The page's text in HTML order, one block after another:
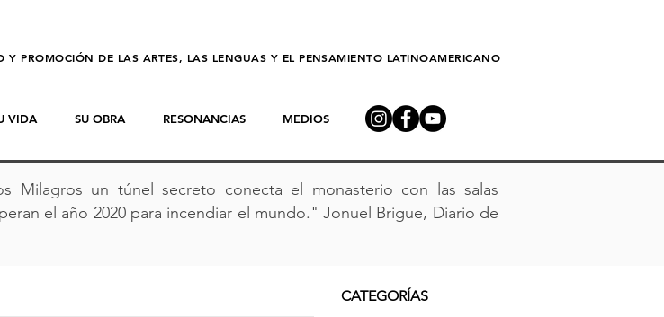
Y PROMOCIÓN DE LAS ARTES, LAS LENGUAS Y EL PENSAMIENTO LATINOAMERICANO
VIDA SU OBRA RESONANCIAS MEDIOS
Milagros un túnel secreto conecta el monasterio con las salas
el año 2020 para incendiar el mundo." Jonuel Brigue, Diario de
CATEGORÍAS